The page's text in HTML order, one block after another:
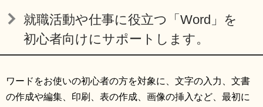
RSS プライバシーポリシー
閉じる
就職活動や仕事に役立つ「Word」を
初心者向けにサポートします。
ワードをお使いの初心者の方を対象に、文字の入力、文書
の作成や編集、印刷、表の作成、画像の挿入など、最初に